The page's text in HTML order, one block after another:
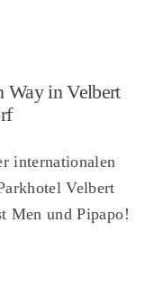
Way in Velbert
internationalen
Velbert
Men und Pipapo!